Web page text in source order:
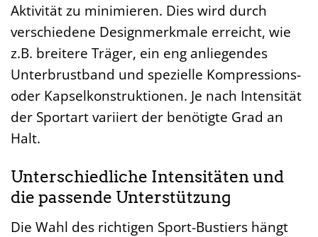
Aktivität zu minimieren. Dies wird durch
verschiedene Designmerkmale erreicht, wie
z.B. breitere Träger, ein eng anliegendes
Unterbrustband und spezielle Kompressions-
oder Kapselkonstruktionen. Je nach Intensität
der Sportart variiert der benötigte Grad an
Halt.
Unterschiedliche Intensitäten und
die passende Unterstützung
Die Wahl des richtigen Sport-Bustiers hängt